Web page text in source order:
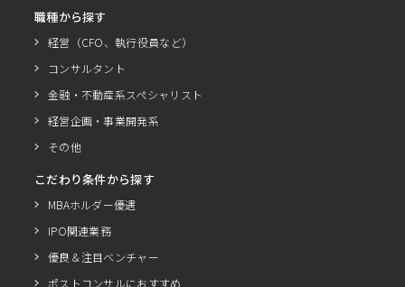
職種から探す
経営（CFO、執行役員など）
コンサルタント
金融・不動産系スペシャリスト
経営企画・事業開発系
その他
こだわり条件から探す
MBAホルダー優遇
IPO関連業務
優良＆注目ベンチャー
ポストコンサルにおすすめ